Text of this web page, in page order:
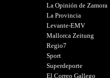
La Opinión de Zamora
La Provincia
Levante-EMV
Mallorca Zeitung
Regio7
Sport
Superdeporte
El Correo Gallego